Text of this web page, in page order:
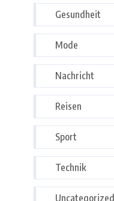
Gesundheit
Mode
Nachricht
Reisen
Sport
Technik
Uncategorized